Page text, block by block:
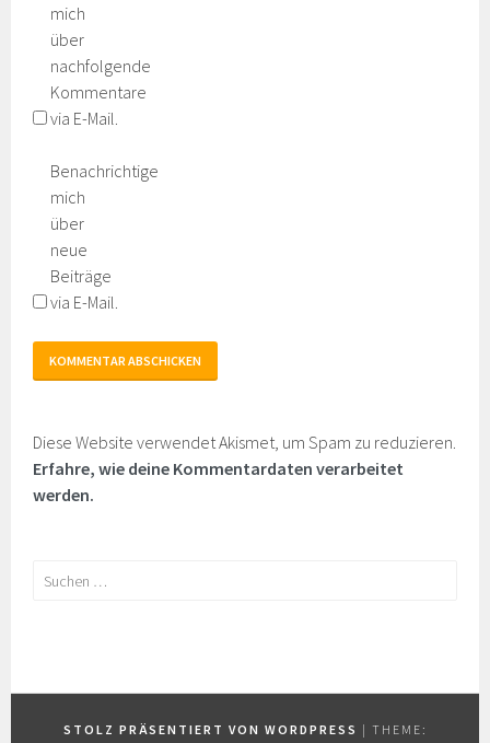
mich
über
nachfolgende
Kommentare
via E-Mail.
Benachrichtige
mich
über
neue
Beiträge
via E-Mail.
Diese Website verwendet Akismet, um Spam zu reduzieren.
Erfahre, wie deine Kommentardaten verarbeitet
werden.
Suchen
STOLZ PRÄSENTIERT VON WORDPRESS | THEME: